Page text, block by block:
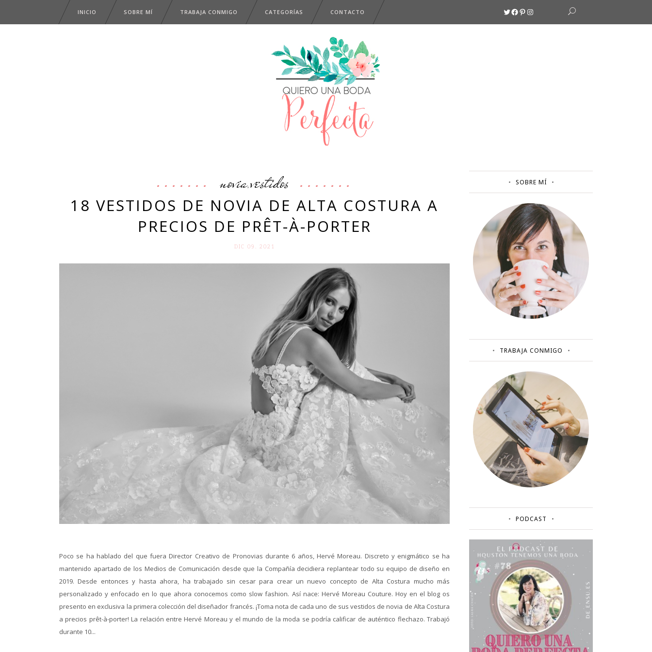
INICIO SOBRE MÍ TRABAJA CONMIGO CATEGORÍAS CONTACTO Twitter
Facebook
Pinterest
Instagram
novia,vestidos
18 VESTIDOS DE NOVIA DE ALTA COSTURA A
PRECIOS DE PRÊT-À-PORTER
DIC 09. 2021
Poco se ha hablado del que fuera Director Creativo de Pronovias durante 6 años, Hervé Moreau. Discreto y enigmático se ha
mantenido apartado de los Medios de Comunicación desde que la Compañía decidiera replantear todo su equipo de diseño en
2019. Desde entonces y hasta ahora, ha trabajado sin cesar para crear un nuevo concepto de Alta Costura mucho más
personalizado y enfocado en lo que ahora conocemos como slow fashion. Así nace: Hervé Moreau Couture. Hoy en el blog os
presento en exclusiva la primera colección del diseñador francés. ¡Toma nota de cada uno de sus vestidos de novia de Alta Costura
a precios prêt-à-porter! La relación entre Hervé Moreau y el mundo de la moda se podría calificar de auténtico flechazo. Trabajó
durante 10...
SOBRE MÍ
TRABAJA CONMIGO
PODCAST